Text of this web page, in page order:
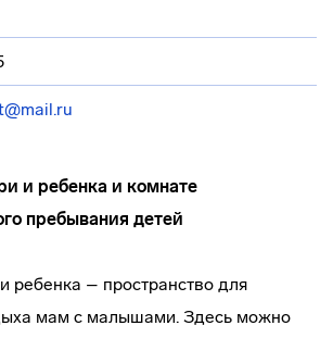
и ребенка и комнате
пребывания детей
ребенка – пространство для
мам с малышами. Здесь можно